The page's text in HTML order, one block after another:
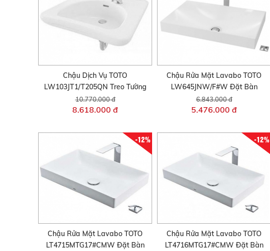
Chậu Dịch Vụ TOTO
LW103JT1/T205QN Treo Tường
10.770.000 đ
8.618.000 đ
Chậu Rửa Mặt Lavabo TOTO
LW645JNW/F#W Đặt Bàn
6.843.000 đ
5.476.000 đ
-12%
Chậu Rửa Mặt Lavabo TOTO
LT4715MTG17#CMW Đặt Bàn
-12%
Chậu Rửa Mặt Lavabo TOTO
LT4716MTG17#CMW Đặt Bàn